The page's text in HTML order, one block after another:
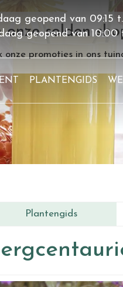
onze solden
onze promoties in ons
geopend van 09:15
geopend van10:00
PLANTENGIDS
Plantengids